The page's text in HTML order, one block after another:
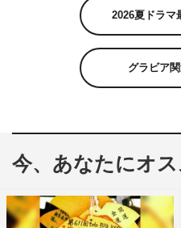
2026夏ドラマ
グラビア
今、あなたにオス